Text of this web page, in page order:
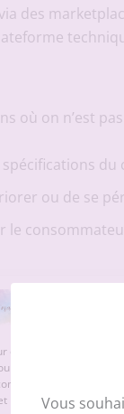
offrir la meilleure
accéder aux
de
négatif sur certaines
Vous
des
où on n’est
ou de se
le
complète
d’oubli ou de
ou